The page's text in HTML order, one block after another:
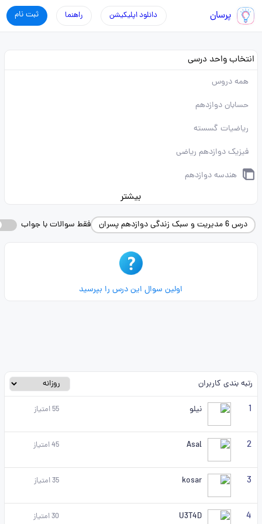
پرسان ثبت نام راهنما دانلود اپلیکیشن
انتخاب واحد درسی
همه دروس
حسابان دوازدهم
ریاضیات گسسته
فیزیک دوازدهم ریاضی
هندسه دوازدهم
بیشتر
درس 6 مدیریت و سبک زندگی دوازدهم پسران فقط سوالات با جواب
اولین سوال این درس را بپرسید
رتبه بندی کاربران
1 نیلو 55امتیاز
2
Asal
45امتیاز
3
kosar
35امتیاز
4
U3T4D
30امتیاز